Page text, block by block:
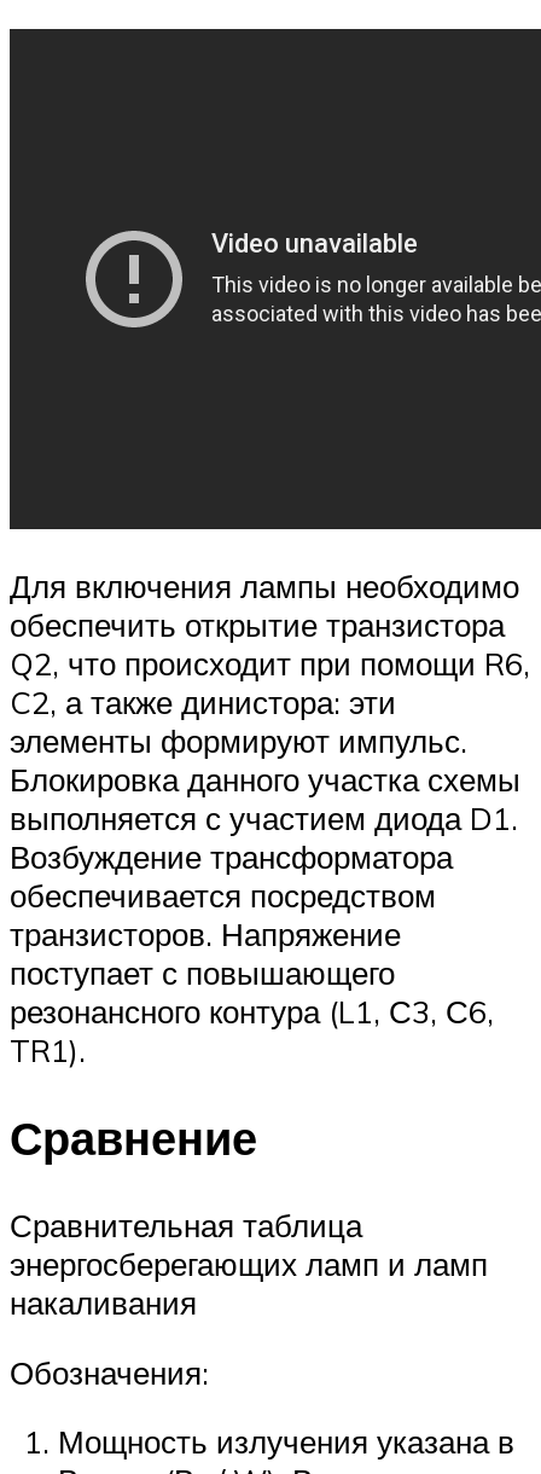
Для включения лампы необходимо
обеспечить открытие транзистора
Q2, что происходит при помощи R6,
C2, а также динистора: эти
элементы формируют импульс.
Блокировка данного участка схемы
выполняется с участием диода D1.
Возбуждение трансформатора
обеспечивается посредством
транзисторов. Напряжение
поступает с повышающего
резонансного контура (L1, С3, С6,
TR1).
Сравнение
Сравнительная таблица
энергосберегающих ламп и ламп
накаливания
Обозначения:
Мощность излучения указана в